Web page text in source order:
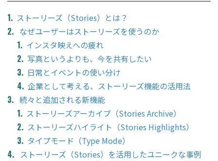
ストーリーズ（Stories）とは？
なぜユーザーはストーリーズを使うのか
インスタ映えへの疲れ
写真というよりも、今を共有したい
日常とイベントの使い分け
企業として考える、ストーリーズ機能の活用法
続々と追加される新機能
ストーリーズアーカイブ（Stories Archive）
ストーリーズハイライト（Stories Highlights）
タイプモード（Type Mode）
ストーリーズ（Stories）を活用したユニークな事例